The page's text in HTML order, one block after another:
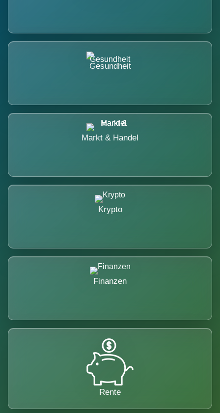
Gesundheit
Markt & Handel
Krypto
Finanzen
Rente